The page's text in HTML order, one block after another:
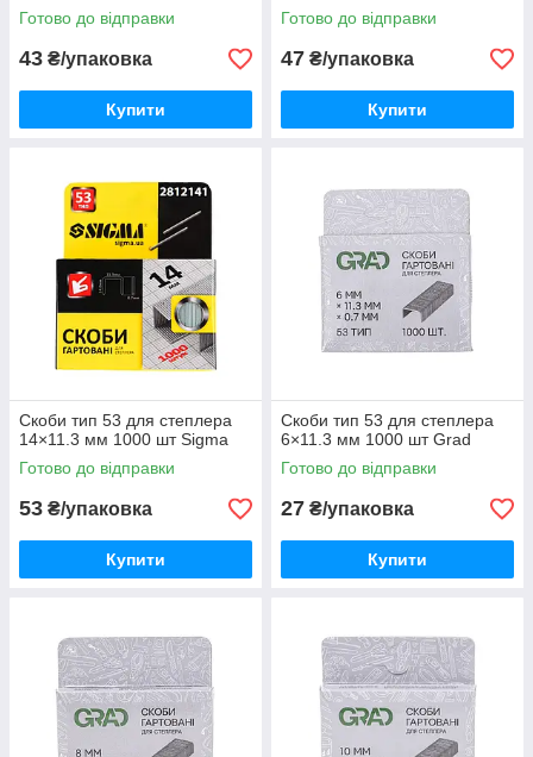
Готово до відправки
43 ₴/упаковка
Купити
Готово до відправки
47 ₴/упаковка
Купити
Скоби тип 53 для степлера
14×11.3 мм 1000 шт Sigma
Готово до відправки
53 ₴/упаковка
Купити
Скоби тип 53 для степлера
6×11.3 мм 1000 шт Grad
Готово до відправки
27 ₴/упаковка
Купити